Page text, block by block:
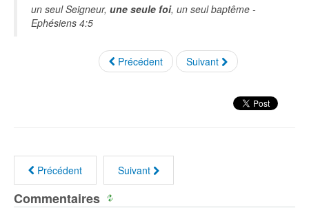
un seul Seigneur, une seule foi, un seul baptême -
Ephésiens 4:5
Précédent Suivant
Précédent Suivant
Commentaires